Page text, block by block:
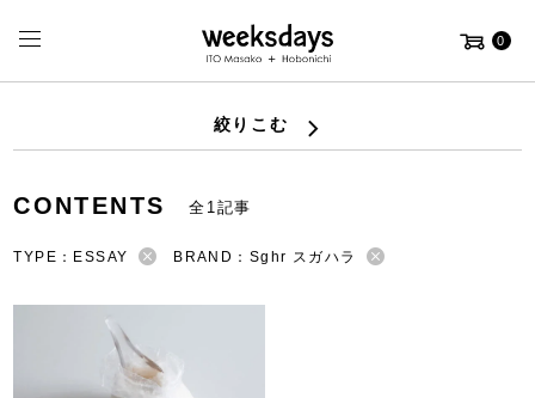
0
絞りこむ
CONTENTS 全1記事
TYPE：ESSAY BRAND：Sghr スガハラ